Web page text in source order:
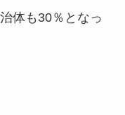
体も30％となっ